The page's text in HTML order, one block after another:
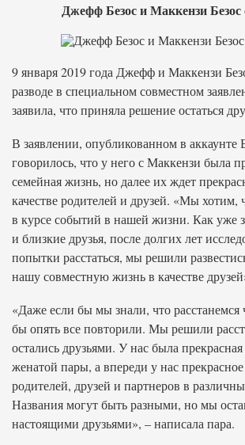
Джефф Безос и Маккензи Безос
9 января 2019 года Джефф и Маккензи
разводе в специальном совместном
заявила, что приняла решение остаться
В заявлении, опубликованном в аккаунте
говорилось, что у него с Маккензи была
семейная жизнь, но далее их ждет
качестве родителей и друзей. «Мы
в курсе событий в нашей жизни. Как уже
и близкие друзья, после долгих лет
попытки расстаться, мы решили
нашу совместную жизнь в качестве
«Даже если бы мы знали, что расстанемся
бы опять все повторили. Мы решили
остались друзьями. У нас была
женатой пары, а впереди у нас
родителей, друзей и партнеров в
Названия могут быть разными, но мы
настоящими друзьями», – написала пара.